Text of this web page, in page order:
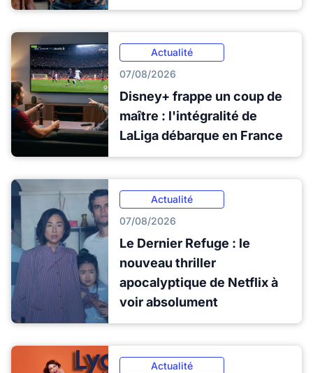
Actualité
07/08/2026
Disney+ frappe un coup de
maître : l'intégralité de
LaLiga débarque en France
Actualité
07/08/2026
Le Dernier Refuge : le
nouveau thriller
apocalyptique de Netflix à
voir absolument
Actualité